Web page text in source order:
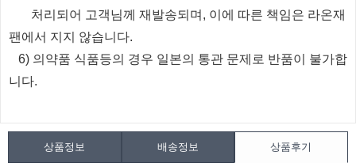
처리되 어 고객님께 재발송되며, 이에 따른 책임은 라온재
팬에서 지지 않습니다.
6) 의약품 식품등의 경우 일본의 통관 문제로 반품이 불가합
니다.
상품정보 배송정보 상품후기